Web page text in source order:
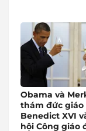
Obama và
thám đức giáo
Benedict XVI
hội Công giáo